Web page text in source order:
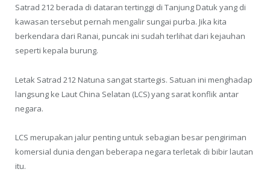
Satrad 212 berada di dataran tertinggi di Tanjung Datuk yang di
kawasan tersebut pernah mengalir sungai purba. Jika kita
berkendara dari Ranai, puncak ini sudah terlihat dari kejauhan
seperti kepala burung.
Letak Satrad 212 Natuna sangat startegis. Satuan ini menghadap
langsung ke Laut China Selatan (LCS) yang sarat konflik antar
negara.
LCS merupakan jalur penting untuk sebagian besar pengiriman
komersial dunia dengan beberapa negara terletak di bibir lautan
itu.